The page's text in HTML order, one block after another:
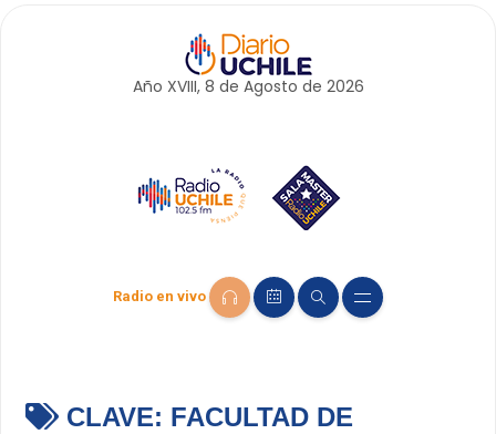
Año XVIII, 8 de Agosto de 2026
Radio en vivo
CLAVE: FACULTAD DE